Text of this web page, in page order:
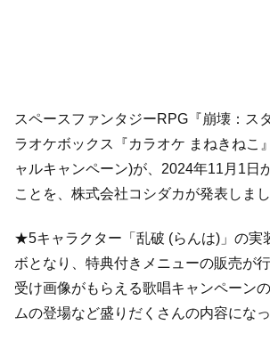
スペースファンタジーRPG『崩壊：ス
ラオケボックス『カラオケ まねきねこ
ャルキャンペーン)が、2024年11月1日
ことを、株式会社コシダカが発表しまし
★5キャラクター「乱破 (らんは)」の実
ボとなり、特典付きメニューの販売が
受け画像がもらえる歌唱キャンペーン
ムの登場など盛りだくさんの内容にな